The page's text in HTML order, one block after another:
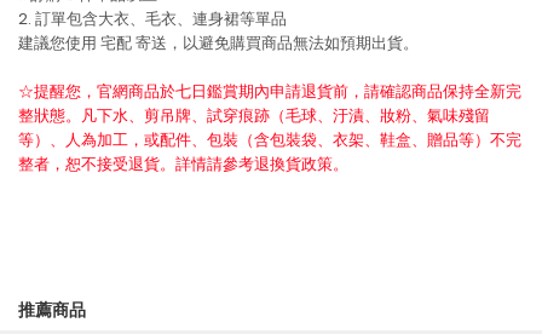
2. 訂單包含大衣、毛衣、連身裙等單品
建議您使用 宅配寄送，以避免購買商品無法如預期出貨。
☆提醒您，官網商品於七日鑑賞期內申請退貨前，請確認商品保持全新完
整狀態。凡下水、剪吊牌、試穿痕跡（毛球、汙漬、妝粉、氣味殘留
等）、人為加工，或配件、包裝（含包裝袋、衣架、鞋盒、贈品等）不完
整者，恕不接受退貨。詳情請參考退換貨政策。
推薦商品